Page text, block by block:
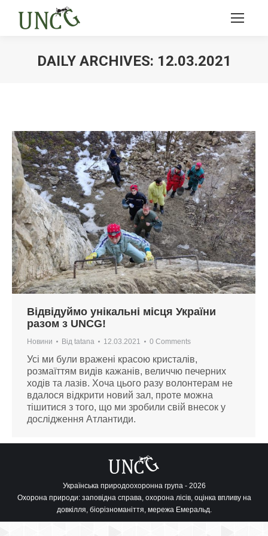
DAILY ARCHIVES: 12.03.2021
Відвідуймо унікальні місця України
разом з UNCG!
Новини Від tatana 12.03.2021 0 Comments
Усі ми були вражені красою кристалів,
розмаїттям видів кажанів, величчю печерних
ходів та лазів. Хоча цього разу волонтерам не
вдалося відкрити новий зал, проте можна
тішитися з того, що ми зробили свій внесок у
дослідження Атлантиди.
Українська природоохоронна група - 2026
Охорона природи: заповідна справа, охорона лісів, оцінка впливу на
довкілля, біорізноманіття, мережа Емеральд.